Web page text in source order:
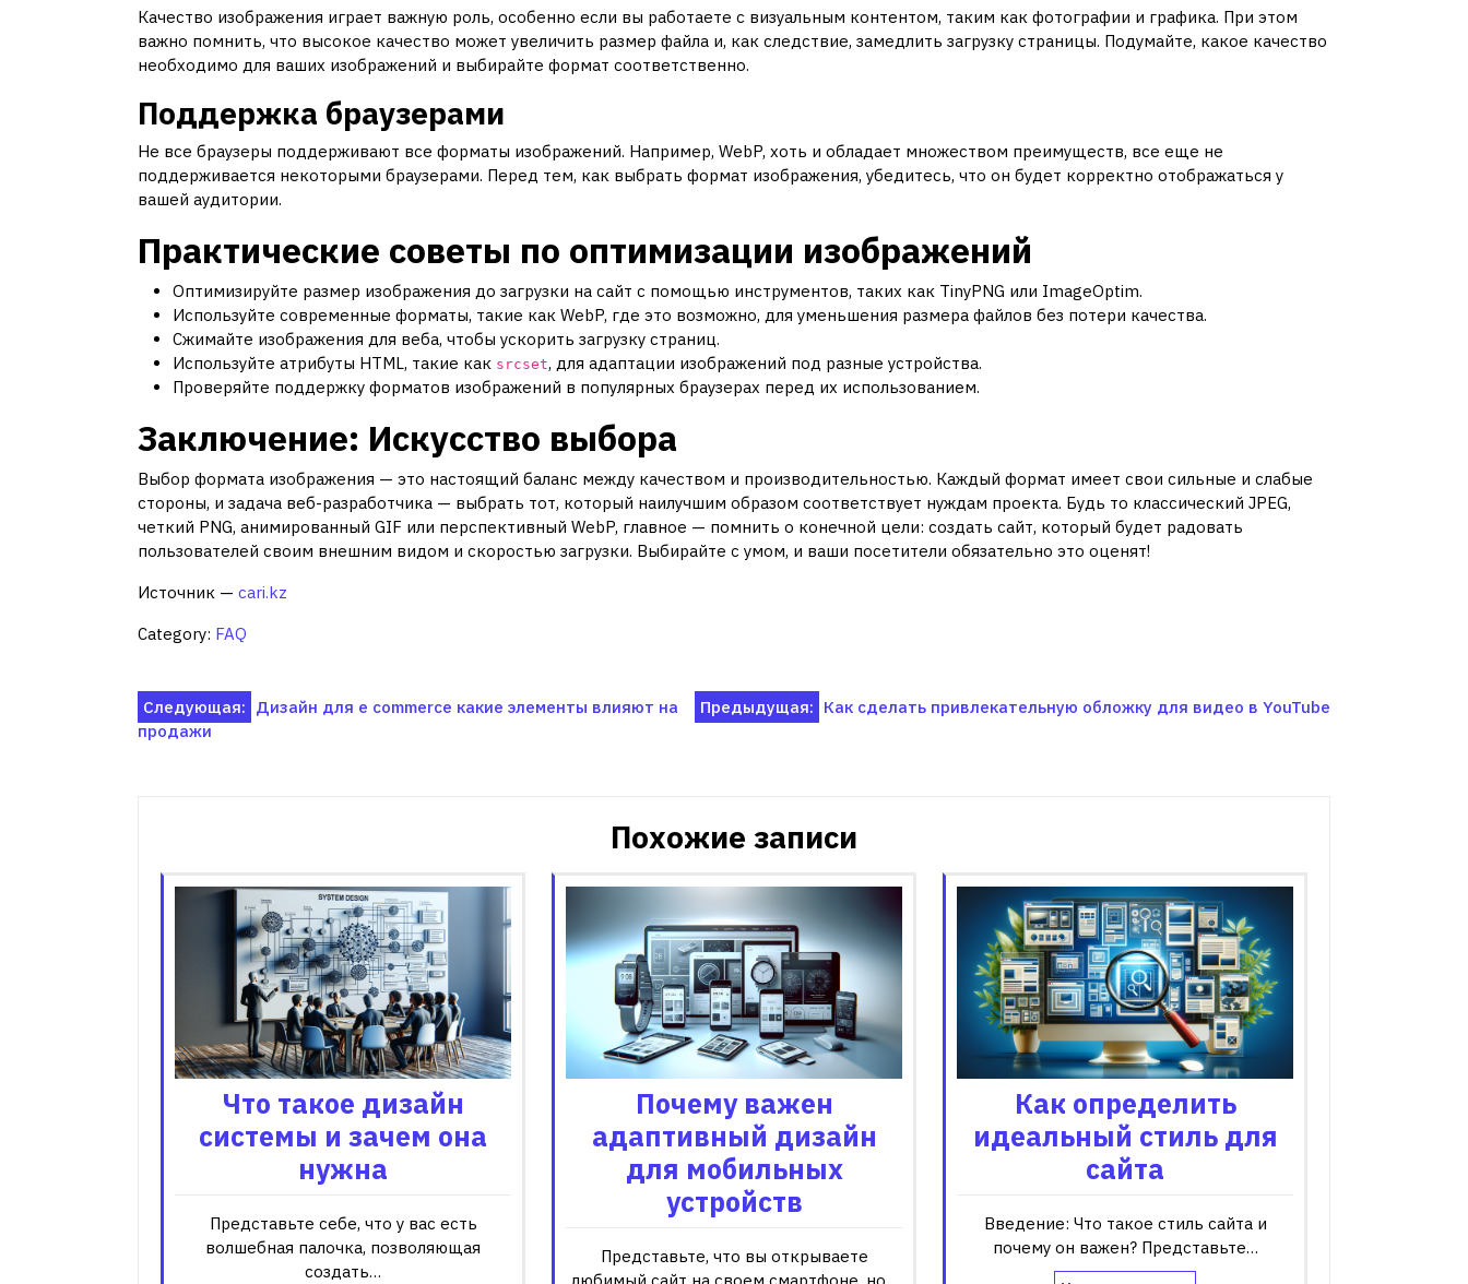
Качество изображения играет важную роль, особенно если вы работаете с визуальным контентом, таким как фотографии и графика. При этом
важно помнить, что высокое качество может увеличить размер файла и, как следствие, замедлить загрузку страницы. Подумайте, какое качество
необходимо для ваших изображений и выбирайте формат соответственно.
Поддержка браузерами
Не все браузеры поддерживают все форматы изображений. Например, WebP, хоть и обладает множеством преимуществ, все еще не
поддерживается некоторыми браузерами. Перед тем, как выбрать формат изображения, убедитесь, что он будет корректно отображаться у
вашей аудитории.
Практические советы по оптимизации изображений
Оптимизируйте размер изображения до загрузки на сайт с помощью инструментов, таких как TinyPNG или ImageOptim.
Используйте современные форматы, такие как WebP, где это возможно, для уменьшения размера файлов без потери качества.
Сжимайте изображения для веба, чтобы ускорить загрузку страниц.
Используйте атрибуты HTML, такие как srcset, для адаптации изображений под разные устройства.
Проверяйте поддержку форматов изображений в популярных браузерах перед их использованием.
Заключение: Искусство выбора
Выбор формата изображения — это настоящий баланс между качеством и производительностью. Каждый формат имеет свои сильные и слабые
стороны, и задача веб-разработчика — выбрать тот, который наилучшим образом соответствует нуждам проекта. Будь то классический JPEG,
четкий PNG, анимированный GIF или перспективный WebP, главное — помнить о конечной цели: создать сайт, который будет радовать
пользователей своим внешним видом и скоростью загрузки. Выбирайте с умом, и ваши посетители обязательно это оценят!
Источник — cari.kz
Category: FAQ
Навигация
Предыдущая: Как сделать привлекательную обложку для видео в YouTube
Следующая: Дизайн для e commerce какие элементы влияют на
продажи
Похожие записи
Что такое дизайн
системы и зачем она
нужна
Представьте себе, что у вас есть
волшебная палочка, позволяющая
создать…
Почему важен
адаптивный дизайн
для мобильных
устройств
Представьте, что вы открываете
Как определить
идеальный стиль для
сайта
Введение: Что такое стиль сайта и
почему он важен? Представьте…